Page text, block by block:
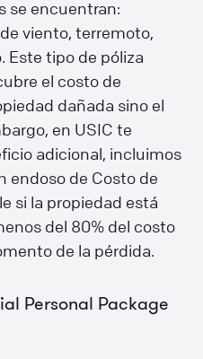
se encuentran:
viento, terremoto,
Este tipo de póliza
el costo de
dañada sino el
en USIC te
adicional, incluimos
endoso de Costo de
si la propiedad está
del 80% del costo
de la pérdida.
Personal Package